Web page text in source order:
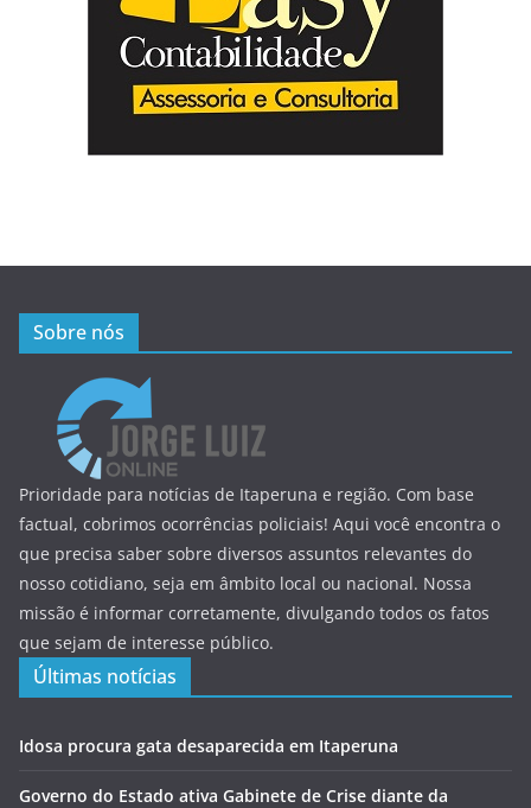
Sobre nós
Prioridade para notícias de Itaperuna e região. Com base
factual, cobrimos ocorrências policiais! Aqui você encontra o
que precisa saber sobre diversos assuntos relevantes do
nosso cotidiano, seja em âmbito local ou nacional. Nossa
missão é informar corretamente, divulgando todos os fatos
que sejam de interesse público.
Últimas notícias
Idosa procura gata desaparecida em Itaperuna
Governo do Estado ativa Gabinete de Crise diante da